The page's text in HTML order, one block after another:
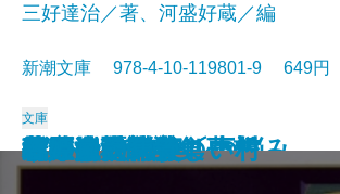
孤独な散歩者の夢想
ゲーテ詩集
脂肪の塊・テリエ館
パルムの僧院〔下〕
巴里の憂鬱
若きウェルテルの悩み
ハイネ詩集
女の一生
パルムの僧院〔上〕
三好達治詩集
三好達治／著、河盛好蔵／編
新潮文庫 978-4-10-119801-9 649円
文庫
バイロン詩集
春琴抄
風立ちぬ・美しい村
ヴィヨンの妻
北原白秋詩集
萩原朔太郎詩集
ヘッセ詩集
春の嵐
椿姫
春